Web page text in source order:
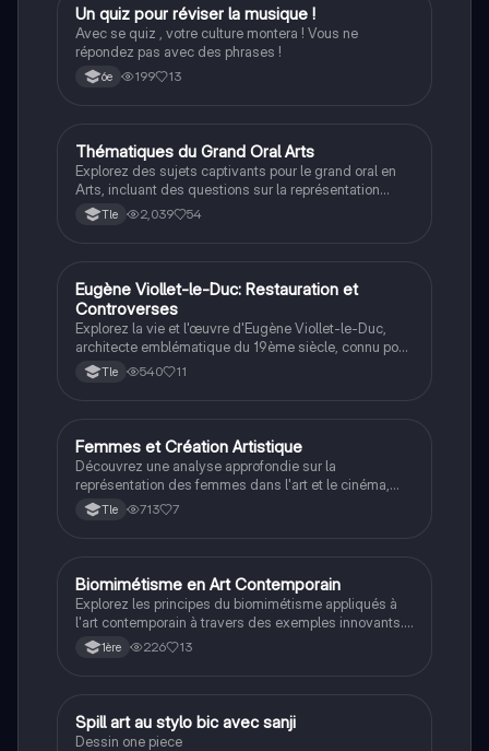
UArt
Un quiz pour réviser la musique !
Avec se quiz , votre culture montera ! Vous ne
répondez pas avec des phrases !
6e 199 13
Art
Thématiques du Grand Oral Arts
Explorez des sujets captivants pour le grand oral en
Arts, incluant des questions sur la représentation
culturelle, l'impact des nouvelles technologies sur
l'art, et le rôle de l'artiste dans la société
matérialité des œuvres, et les pratiques
collaboratives. Idéal pour les étudiants préparant leur
grand oral.
Tle 2,039 54
Art
Eugène Viollet-le-Duc: Restauration et
Controverses
Explorez la vie et l'œuvre d'Eugène Viollet-le-Duc,
architecte emblématique du 19ème siècle, connu pour
ses restaurations controversées de monuments
historiques tels que Notre-Dame de Paris. Cette
romane. Type: résumé thématique.
Tle 540 11
Art
Femmes et Création Artistique
Découvrez une analyse approfondie sur la
représentation des femmes dans l'art et le cinéma,
explorant le concept de 'femme objet' versus 'homme
créateur'. Cette dissertation, notée 20/20, aborde des
sur le féminisme et la féminité dans les arts visuels.
Thème : Femmes, Féminité, Féminisme.
Tle 713 7
STD2A
Biomimétisme en Art Contemporain
Explorez les principes du biomimétisme appliqués à
l'art contemporain à travers des exemples innovants.
Ce document présente des œuvres inspirées par la
nature, des techniques de fabrication durables et des
1ère 226 13
Art
Spill art au stylo bic avec sanji
Dessin one piece